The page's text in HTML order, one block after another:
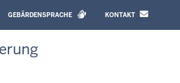
GEBÄRDENSPRACHE KONTAKT